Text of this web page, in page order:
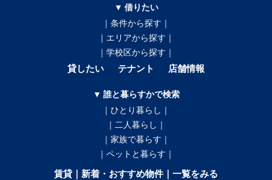
▼ 借りたい
｜条件から探す｜
｜エリアから探す｜
｜学校区から探す｜
貸したい テナント 店舗情報
▼ 誰と暮らすかで検索
｜ひとり暮らし｜
｜二人暮らし｜
｜家族で暮らす｜
｜ペットと暮らす｜
賃貸｜新着・おすすめ物件｜一覧をみる